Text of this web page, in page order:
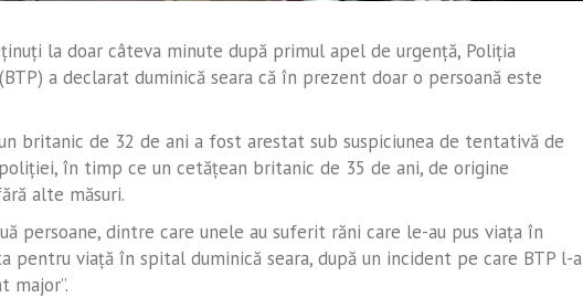
la doar câteva minute după primul apel de urgență, Poliția
a declarat duminică seara că în prezent doar o persoană este
britanic de 32 de ani a fost arestat sub suspiciunea de tentativă de
în timp ce un cetățean britanic de 35 de ani, de origine
alte măsuri.
persoane, dintre care unele au suferit răni care le-au pus viața în
pentru viață în spital duminică seara, după un incident pe care BTP l-a
major”.